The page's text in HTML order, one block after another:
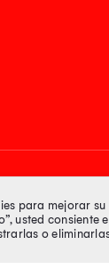
para mejorar
usted
o